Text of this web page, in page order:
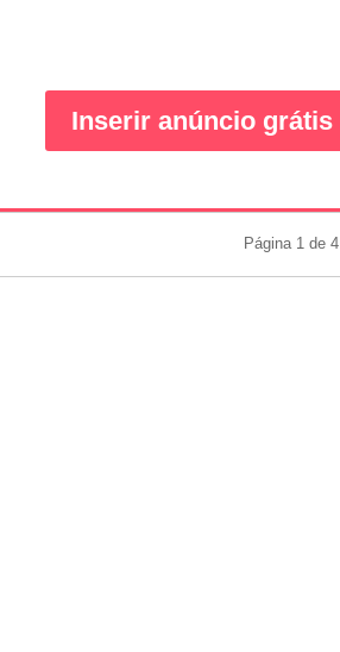
Inserir anúncio grátis
Página 1 de 4